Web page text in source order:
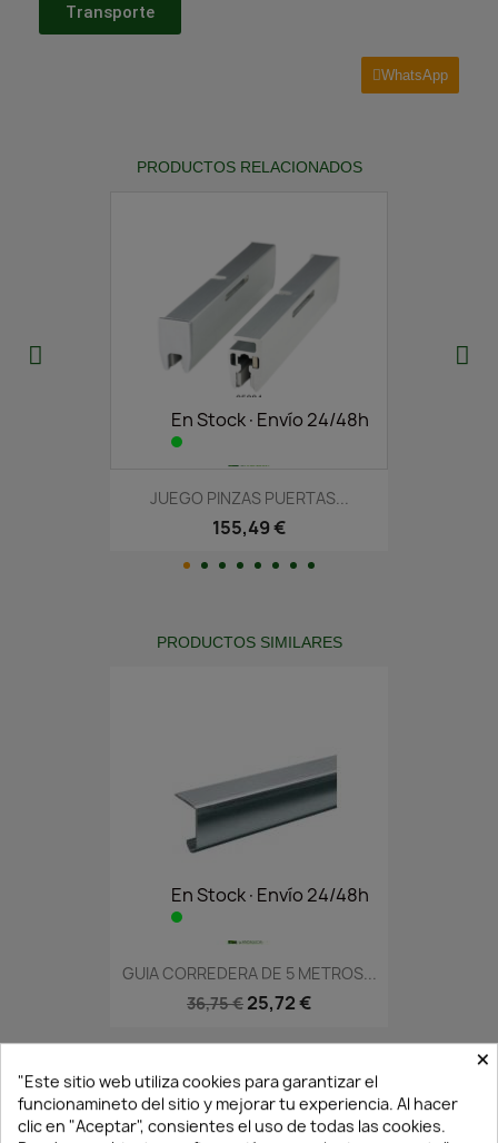
Transporte
WhatsApp
PRODUCTOS RELACIONADOS
En Stock·Envío 24/48h
JUEGO PINZAS PUERTAS...
155,49 €
PRODUCTOS SIMILARES
En Stock·Envío 24/48h
GUIA CORREDERA DE 5 METROS...
36,75 € 25,72 €
×
"Este sitio web utiliza cookies para garantizar el
funcionamineto del sitio y mejorar tu experiencia. Al hacer
clic en "Aceptar", consientes el uso de todas las cookies.